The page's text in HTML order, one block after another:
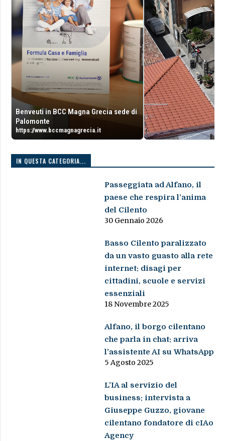
Benveuti in BCC Magna Grecia sede di
Palomonte
https://www.bccmagnagrecia.it
IN QUESTA CATEGORIA...
Passeggiata ad Alfano, il
paese che respira l’anima
del Cilento
30 Gennaio 2026
Basso Cilento paralizzato
da un vasto guasto alla rete
internet: disagi per
cittadini, scuole e servizi
essenziali
18 Novembre 2025
Alfano, il borgo cilentano
che parla in chat: arriva
l’assistente AI su WhatsApp
5 Agosto 2025
L’IA al servizio del
business: intervista a
Giuseppe Guzzo, giovane
cilentano fondatore di cIAo
Agency